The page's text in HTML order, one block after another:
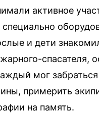
активное
и дети
спасателя,
мог
примерить
на память.